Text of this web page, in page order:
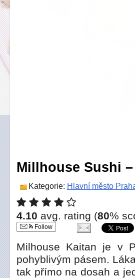
Millhouse Sushi
Kategorie: Hlavní město
4.10 avg. rating (80%
Follow
Milhouse Kaitan je v
pohyblivým pásem.
tak přímo na dosah a